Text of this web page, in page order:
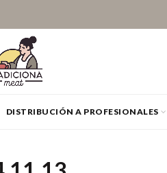
DISTRIBUCIÓN A PROFESIONALES